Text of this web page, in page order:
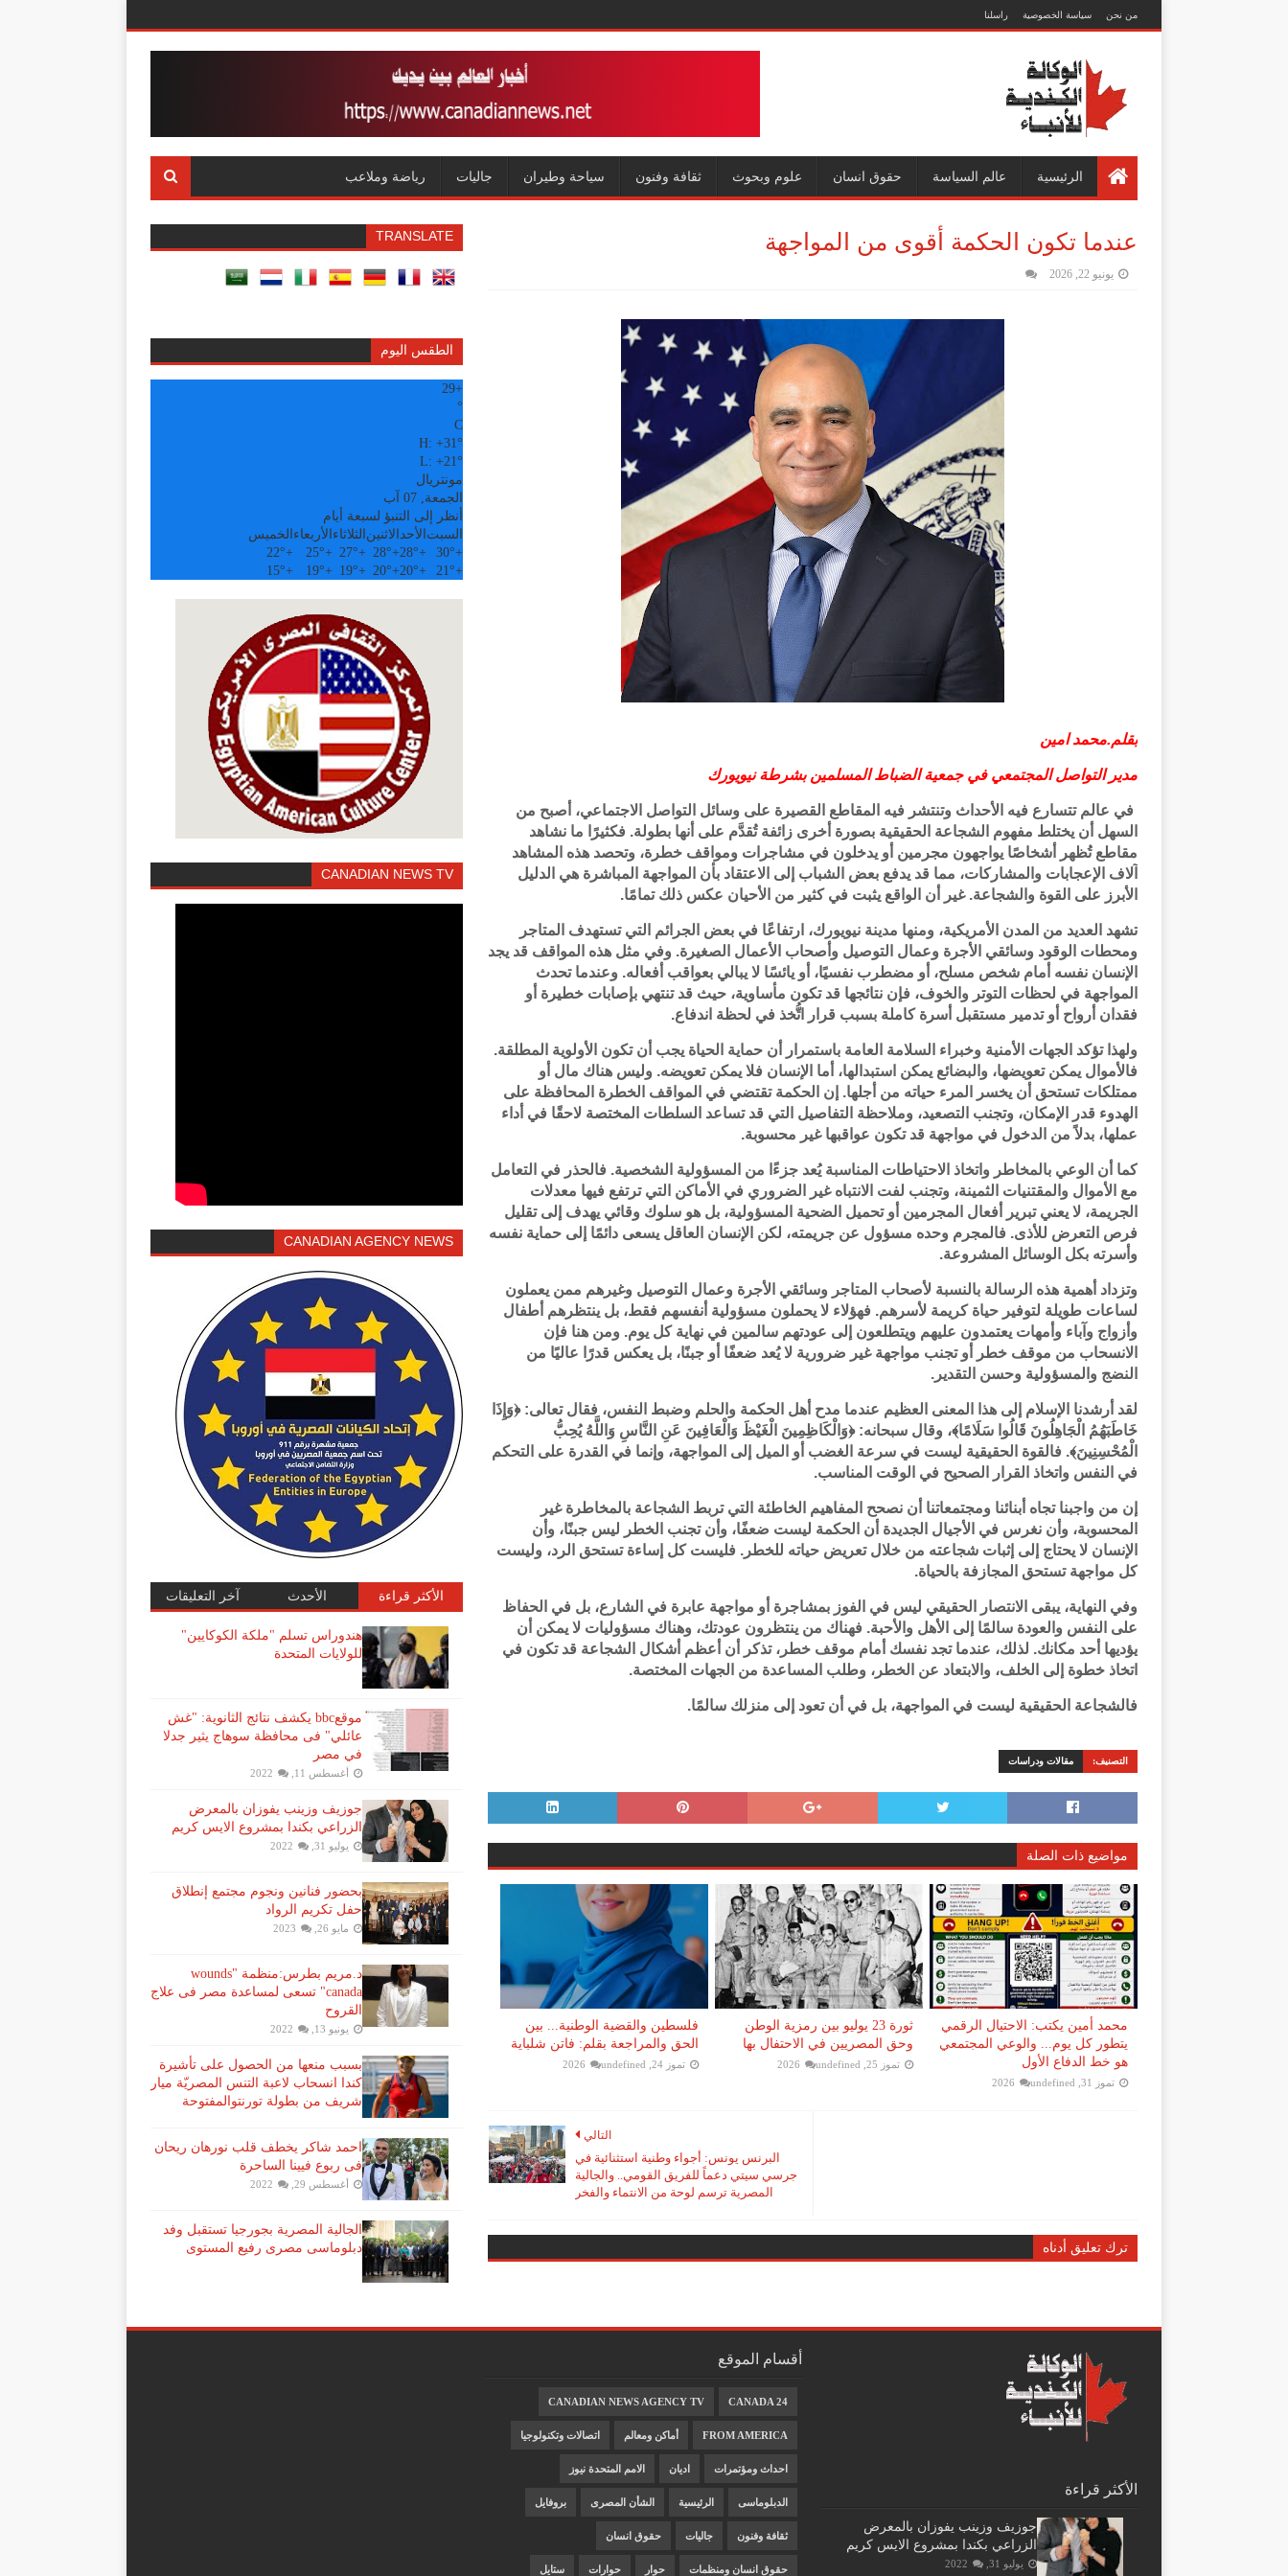
من نحن سياسة الخصوصية راسلنا
الرئيسية عالم السياسة حقوق انسان علوم وبحوث ثقافة وفنون سياحة وطيران جاليات رياضة وملاعب
عندما تكون الحكمة أقوى من المواجهة
يونيو 22, 2026
بقلم.محمد امين
مدير التواصل المجتمعي في جمعية الضباط المسلمين بشرطة نيويورك
في عالم تتسارع فيه الأحداث وتنتشر فيه المقاطع القصيرة على وسائل التواصل الاجتماعي، أصبح من
السهل أن يختلط مفهوم الشجاعة الحقيقية بصورة أخرى زائفة تُقدَّم على أنها بطولة. فكثيرًا ما نشاهد
مقاطع تُظهر أشخاصًا يواجهون مجرمين أو يدخلون في مشاجرات ومواقف خطرة، وتحصد هذه المشاهد
آلاف الإعجابات والمشاركات، مما قد يدفع بعض الشباب إلى الاعتقاد بأن المواجهة المباشرة هي الدليل
الأبرز على القوة والشجاعة. غير أن الواقع يثبت في كثير من الأحيان عكس ذلك تمامًا.
تشهد العديد من المدن الأمريكية، ومنها مدينة نيويورك، ارتفاعًا في بعض الجرائم التي تستهدف المتاجر
ومحطات الوقود وسائقي الأجرة وعمال التوصيل وأصحاب الأعمال الصغيرة. وفي مثل هذه المواقف قد يجد
الإنسان نفسه أمام شخص مسلح، أو مضطرب نفسيًا، أو يائسًا لا يبالي بعواقب أفعاله. وعندما تحدث
المواجهة في لحظات التوتر والخوف، فإن نتائجها قد تكون مأساوية، حيث قد تنتهي بإصابات خطيرة أو
فقدان أرواح أو تدمير مستقبل أسرة كاملة بسبب قرار اتُّخذ في لحظة اندفاع.
ولهذا تؤكد الجهات الأمنية وخبراء السلامة العامة باستمرار أن حماية الحياة يجب أن تكون الأولوية المطلقة.
فالأموال يمكن تعويضها، والبضائع يمكن استبدالها، أما الإنسان فلا يمكن تعويضه. وليس هناك مال أو
ممتلكات تستحق أن يخسر المرء حياته من أجلها. إن الحكمة تقتضي في المواقف الخطرة المحافظة على
الهدوء قدر الإمكان، وتجنب التصعيد، وملاحظة التفاصيل التي قد تساعد السلطات المختصة لاحقًا في أداء
عملها، بدلاً من الدخول في مواجهة قد تكون عواقبها غير محسوبة.
كما أن الوعي بالمخاطر واتخاذ الاحتياطات المناسبة يُعد جزءًا من المسؤولية الشخصية. فالحذر في التعامل
مع الأموال والمقتنيات الثمينة، وتجنب لفت الانتباه غير الضروري في الأماكن التي ترتفع فيها معدلات
الجريمة، لا يعني تبرير أفعال المجرمين أو تحميل الضحية المسؤولية، بل هو سلوك وقائي يهدف إلى تقليل
فرص التعرض للأذى. فالمجرم وحده مسؤول عن جريمته، لكن الإنسان العاقل يسعى دائمًا إلى حماية نفسه
وأسرته بكل الوسائل المشروعة.
وتزداد أهمية هذه الرسالة بالنسبة لأصحاب المتاجر وسائقي الأجرة وعمال التوصيل وغيرهم ممن يعملون
لساعات طويلة لتوفير حياة كريمة لأسرهم. فهؤلاء لا يحملون مسؤولية أنفسهم فقط، بل ينتظرهم أطفال
وأزواج وآباء وأمهات يعتمدون عليهم ويتطلعون إلى عودتهم سالمين في نهاية كل يوم. ومن هنا فإن
الانسحاب من موقف خطر أو تجنب مواجهة غير ضرورية لا يُعد ضعفًا أو جبنًا، بل يعكس قدرًا عاليًا من
النضج والمسؤولية وحسن التقدير.
لقد أرشدنا الإسلام إلى هذا المعنى العظيم عندما مدح أهل الحكمة والحلم وضبط النفس، فقال تعالى: ﴿وَإِذَا
خَاطَبَهُمُ الْجَاهِلُونَ قَالُوا سَلَامًا﴾، وقال سبحانه: ﴿وَالْكَاظِمِينَ الْغَيْظَ وَالْعَافِينَ عَنِ النَّاسِ وَاللَّهُ يُحِبُّ
الْمُحْسِنِينَ﴾. فالقوة الحقيقية ليست في سرعة الغضب أو الميل إلى المواجهة، وإنما في القدرة على التحكم
في النفس واتخاذ القرار الصحيح في الوقت المناسب.
إن من واجبنا تجاه أبنائنا ومجتمعاتنا أن نصحح المفاهيم الخاطئة التي تربط الشجاعة بالمخاطرة غير
المحسوبة، وأن نغرس في الأجيال الجديدة أن الحكمة ليست ضعفًا، وأن تجنب الخطر ليس جبنًا، وأن
الإنسان لا يحتاج إلى إثبات شجاعته من خلال تعريض حياته للخطر. فليست كل إساءة تستحق الرد، وليست
كل مواجهة تستحق المجازفة بالحياة.
وفي النهاية، يبقى الانتصار الحقيقي ليس في الفوز بمشاجرة أو مواجهة عابرة في الشارع، بل في الحفاظ
على النفس والعودة سالمًا إلى الأهل والأحبة. فهناك من ينتظرون عودتك، وهناك مسؤوليات لا يمكن أن
يؤديها أحد مكانك. لذلك، عندما تجد نفسك أمام موقف خطر، تذكر أن أعظم أشكال الشجاعة قد تكون في
اتخاذ خطوة إلى الخلف، والابتعاد عن الخطر، وطلب المساعدة من الجهات المختصة.
فالشجاعة الحقيقية ليست في المواجهة، بل في أن تعود إلى منزلك سالمًا.
التصنيف: مقالات ودراسات
مواضيع ذات الصلة
محمد أمين يكتب: الاحتيال الرقمي
يتطور كل يوم... والوعي المجتمعي
هو خط الدفاع الأول
تموز 31, 2026 undefined
ثورة 23 يوليو بين رمزية الوطن
وحق المصريين في الاحتفال بها
تموز 25, 2026 undefined
فلسطين والقضية الوطنية... بين
الحق والمراجعة بقلم: فاتن شلباية
تموز 24, 2026 undefined
التالي
البرنس يونس: أجواء وطنية استثنائية في
جرسي سيتي دعماً للفريق القومي.. والجالية
المصرية ترسم لوحة من الانتماء والفخر
ترك تعليق أدناه
TRANSLATE
الطقس اليوم
+
29
°
C
H: +31°
L: +21°
مونتريال
الجمعة, 07 آب
أنظر إلى التنبؤ لسبعة أيام
السبت الأحد الاثنين الثلاثاء الأربعاء الخميس
+
30°
+
28°
+
28°
+
27°
+
25°
+
22°
+
21°
+
20°
+
20°
+
19°
+
19°
+
15°
CANADIAN NEWS TV
CANADIAN AGENCY NEWS
الأكثر قراءة الأحدث آخر التعليقات
هندوراس تسلم "ملكة الكوكايين"
للولايات المتحدة
موقعbbc يكشف نتائج الثانوية: "غش
عائلي" فى محافظة سوهاج يثير جدلا
في مصر
أغسطس 11, 2022
جوزيف وزينب يفوزان بالمعرض
الزراعي بكندا بمشروع الايس كريم
يوليو 31, 2022
بحضور فنانين ونجوم مجتمع إنطلاق
حفل تكريم الرواد
مايو 26, 2023
د.مريم بطرس:منظمة "wounds
canada" تسعى لمساعدة مصر فى علاج
القروح
يونيو 13, 2022
بسبب منعها من الحصول على تأشيرة
كندا انسحاب لاعبة ​التنس​ المصريّة ​ميار
شريف​ من بطولة ​تورنتو​المفتوحة
احمد شاكر يخطف قلب نورهان ريحان
فى ربوع فيينا الساحرة
أغسطس 29, 2022
الجالية المصرية بجورجيا تستقبل وفد
دبلوماسى مصرى رفيع المستوى
الأكثر قراءة
جوزيف وزينب يفوزان بالمعرض
الزراعي بكندا بمشروع الايس كريم
يوليو 31, 2022
أقسام الموقع
CANADA 24
CANADIAN NEWS AGENCY TV
FROM AMERICA أماكن ومعالم اتصالات وتكنولوجيا
احداث ومؤتمرات اديان الامم المتحدة نيوز
الدبلوماسى الرئيسية الشأن المصرى بروفايل
ثقافة وفنون جاليات حقوق انسان
حقوق انسان ومنظمات حوار حوارات ستايل